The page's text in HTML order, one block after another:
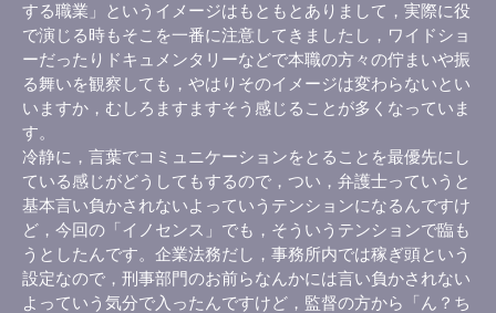
する職業」というイメージはもともとありまして，実際に役
で演じる時もそこを一番に注意してきましたし，ワイドショ
ーだったりドキュメンタリーなどで本職の方々の佇まいや振
る舞いを観察しても，やはりそのイメージは変わらないとい
いますか，むしろますますそう感じることが多くなっていま
す。
冷静に，言葉でコミュニケーションをとることを最優先にし
ている感じがどうしてもするので，つい，弁護士っていうと
基本言い負かされないよっていうテンションになるんですけ
ど，今回の「イノセンス」でも，そういうテンションで臨も
うとしたんです。企業法務だし，事務所内では稼ぎ頭という
設定なので，刑事部門のお前らなんかには言い負かされない
よっていう気分で入ったんですけど，監督の方から「ん？ち